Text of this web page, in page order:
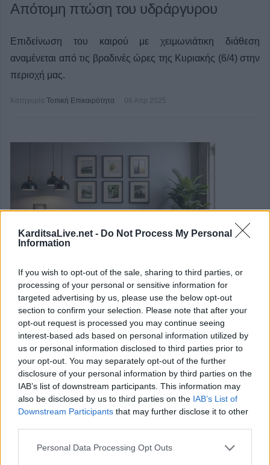
KarditsaLive.net - Do Not Process My Personal
Information
If you wish to opt-out of the sale, sharing to third parties, or
processing of your personal or sensitive information for
targeted advertising by us, please use the below opt-out
section to confirm your selection. Please note that after your
opt-out request is processed you may continue seeing
interest-based ads based on personal information utilized by
us or personal information disclosed to third parties prior to
your opt-out. You may separately opt-out of the further
disclosure of your personal information by third parties on the
IAB’s list of downstream participants. This information may
also be disclosed by us to third parties on the IAB’s List of
Downstream Participants that may further disclose it to other
Personal Data Processing Opt Outs
Απότομη πτώση του υδράργυρου
Επιδείνωση του καιρού με χειμωνιάτικη διάθεση
αναμένεται από τις βραδινές ώρες της Κυριακής (6/4) στην
περιοχή μας.
Κατηγορία Τοπική Επικαιρότητα 06 Απρ 2025
Φυτά στο σαλόνι: Πώς να επιλέξεις τα
καλύτερα για καθαρό αέρα και ωραία
ατμόσφαιρα
Η προσθήκη φυτών στο σαλόνι δεν είναι μόνο μια
αισθητική επιλογή, αλλά και ένας φυσικός τρόπος για τη
βελτίωση της ποιότητας του αέρα και της συνολικής